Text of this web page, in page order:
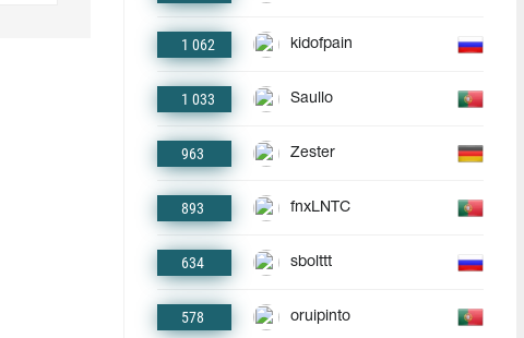
1 062 kidofpain
1 033 Saullo
963 Zester
893 fnxLNTC
634 sbolttt
578 oruipinto